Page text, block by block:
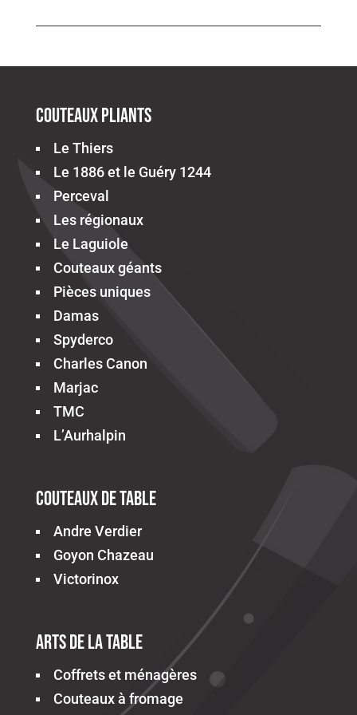
Couteaux pliants
Le Thiers
Le 1886 et le Guéry 1244
Perceval
Les régionaux
Le Laguiole
Couteaux géants
Pièces uniques
Damas
Spyderco
Charles Canon
Marjac
TMC
L’Aurhalpin
Couteaux de table
Andre Verdier
Goyon Chazeau
Victorinox
Arts de la table
Coffrets et ménagères
Couteaux à fromage